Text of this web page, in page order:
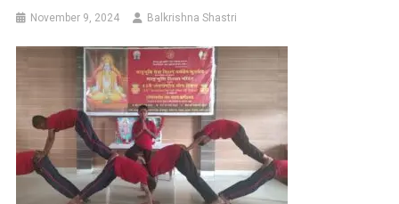
November 9, 2024 Balkrishna Shastri